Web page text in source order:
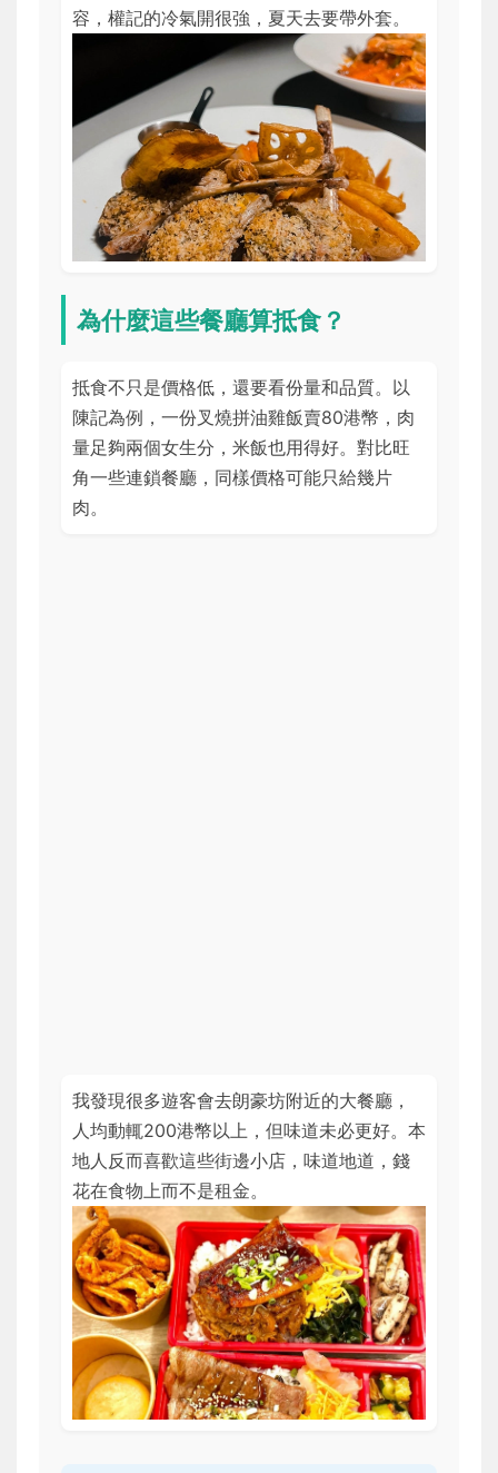
容，權記的冷氣開很強，夏天去要帶外套。
為什麼這些餐廳算抵食？
抵食不只是價格低，還要看份量和品質。以
陳記為例，一份叉燒拼油雞飯賣80港幣，肉
量足夠兩個女生分，米飯也用得好。對比旺
角一些連鎖餐廳，同樣價格可能只給幾片
肉。
我發現很多遊客會去朗豪坊附近的大餐廳，
人均動輒200港幣以上，但味道未必更好。本
地人反而喜歡這些街邊小店，味道地道，錢
花在食物上而不是租金。